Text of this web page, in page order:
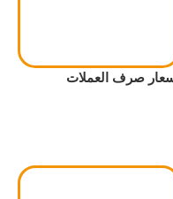
صرف العملات